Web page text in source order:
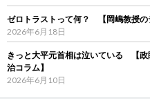
ゼロトラストって何？ 【岡嶋教授の
2026年6月18日
きっと大平元首相は泣いている 【
治コラム】
2026年6月10日